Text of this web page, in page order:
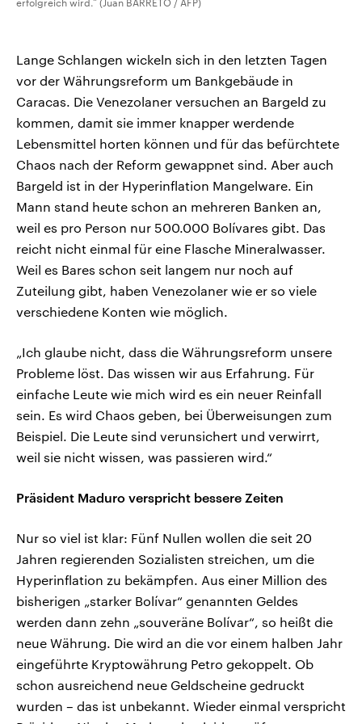
erfolgreich wird.“ (Juan BARRETO / AFP)
Lange Schlangen wickeln sich in den letzten Tagen
vor der Währungsreform um Bankgebäude in
Caracas. Die Venezolaner versuchen an Bargeld zu
kommen, damit sie immer knapper werdende
Lebensmittel horten können und für das befürchtete
Chaos nach der Reform gewappnet sind. Aber auch
Bargeld ist in der Hyperinflation Mangelware. Ein
Mann stand heute schon an mehreren Banken an,
weil es pro Person nur 500.000 Bolívares gibt. Das
reicht nicht einmal für eine Flasche Mineralwasser.
Weil es Bares schon seit langem nur noch auf
Zuteilung gibt, haben Venezolaner wie er so viele
verschiedene Konten wie möglich.
„Ich glaube nicht, dass die Währungsreform unsere
Probleme löst. Das wissen wir aus Erfahrung. Für
einfache Leute wie mich wird es ein neuer Reinfall
sein. Es wird Chaos geben, bei Überweisungen zum
Beispiel. Die Leute sind verunsichert und verwirrt,
weil sie nicht wissen, was passieren wird.“
Präsident Maduro verspricht bessere Zeiten
Nur so viel ist klar: Fünf Nullen wollen die seit 20
Jahren regierenden Sozialisten streichen, um die
Hyperinflation zu bekämpfen. Aus einer Million des
bisherigen „starker Bolívar“ genannten Geldes
werden dann zehn „souveräne Bolívar“, so heißt die
neue Währung. Die wird an die vor einem halben Jahr
eingeführte Kryptowährung Petro gekoppelt. Ob
schon ausreichend neue Geldscheine gedruckt
wurden – das ist unbekannt. Wieder einmal verspricht